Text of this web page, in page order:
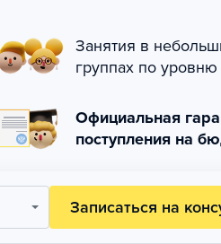
Занятия в
группах по уровню
Официальная
поступления на
Записаться на